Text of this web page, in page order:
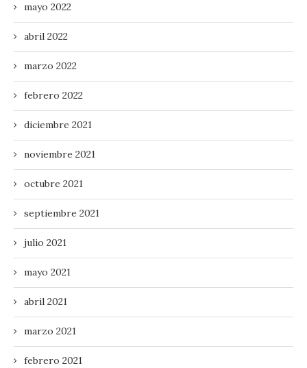
mayo 2022
abril 2022
marzo 2022
febrero 2022
diciembre 2021
noviembre 2021
octubre 2021
septiembre 2021
julio 2021
mayo 2021
abril 2021
marzo 2021
febrero 2021